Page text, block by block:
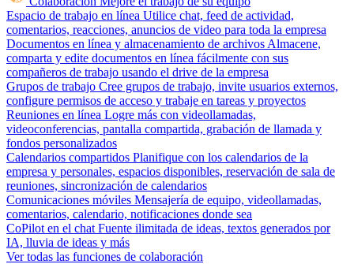
Espacio de trabajo en línea Utilice chat, feed de actividad,
comentarios, reacciones, anuncios de video para toda la empresa
Documentos en línea y almacenamiento de archivos Almacene,
comparta y edite documentos en línea fácilmente con sus
compañeros de trabajo usando el drive de la empresa
Grupos de trabajo Cree grupos de trabajo, invite usuarios externos,
configure permisos de acceso y trabaje en tareas y proyectos
Reuniones en línea Logre más con videollamadas,
videoconferencias, pantalla compartida, grabación de llamada y
fondos personalizados
Calendarios compartidos Planifique con los calendarios de la
empresa y personales, espacios disponibles, reservación de sala de
reuniones, sincronización de calendarios
Comunicaciones móviles Mensajería de equipo, videollamadas,
comentarios, calendario, notificaciones donde sea
CoPilot en el chat Fuente ilimitada de ideas, textos generados por
IA, lluvia de ideas y más
Ver todas las funciones de colaboración